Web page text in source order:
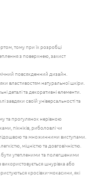
тому при їх розробці
з поверхнею, захист
повсякденний дизайн.
властивостям натуральної шкіри.
деталі та декоративні елементи.
завдяки своїй універсальності та
та прогулянок нерівною
пікніків, риболовлі чи
та множинними виступами.
міцністю та довговічністю.
бути утепленими та полегшеними
використовується шнурівка або
кросівки-мокасини, які